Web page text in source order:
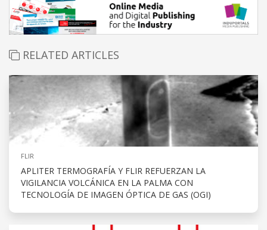
RELATED ARTICLES
FLIR
APLITER TERMOGRAFÍA Y FLIR REFUERZAN LA
VIGILANCIA VOLCÁNICA EN LA PALMA CON
TECNOLOGÍA DE IMAGEN ÓPTICA DE GAS (OGI)